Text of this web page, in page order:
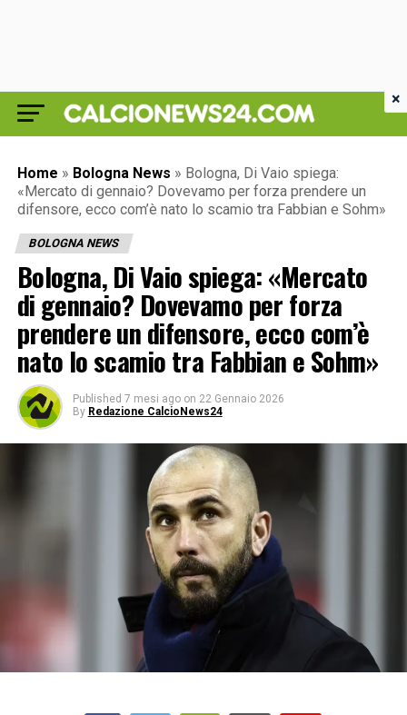
Home » Bologna News » Bologna, Di Vaio spiega:
«Mercato di gennaio? Dovevamo per forza prendere un
difensore, ecco com’è nato lo scamio tra Fabbian e Sohm»
BOLOGNA NEWS
Bologna, Di Vaio spiega: «Mercato
di gennaio? Dovevamo per forza
prendere un difensore, ecco com’è
nato lo scamio tra Fabbian e Sohm»
Published 7 mesi ago on 22 Gennaio 2026
By Redazione CalcioNews24
×